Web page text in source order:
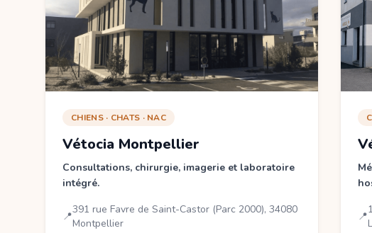
CHIENS · CHATS · NAC
Vétocia Montpellier
Consultations, chirurgie, imagerie et laboratoire
intégré.
📍
391 rue Favre de Saint-Castor (Parc 2000), 34080
Montpellier
📍